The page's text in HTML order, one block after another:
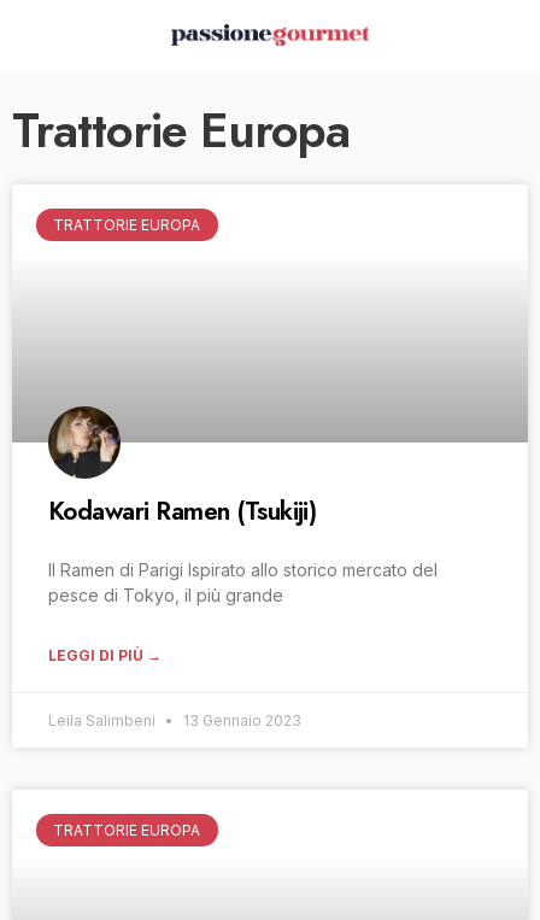
Trattorie Europa
TRATTORIE EUROPA
Kodawari Ramen (Tsukiji)
Il Ramen di Parigi Ispirato allo storico mercato del
pesce di Tokyo, il più grande
LEGGI DI PIÙ →
Leila Salimbeni 13 Gennaio 2023
TRATTORIE EUROPA